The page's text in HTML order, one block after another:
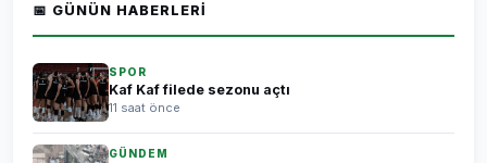
📅 GÜNÜN HABERLERI
SPOR
Kaf Kaf filede sezonu açtı
11 saat önce
GÜNDEM